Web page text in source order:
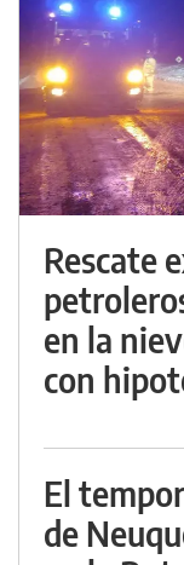
Rescate
en la
con
El
de